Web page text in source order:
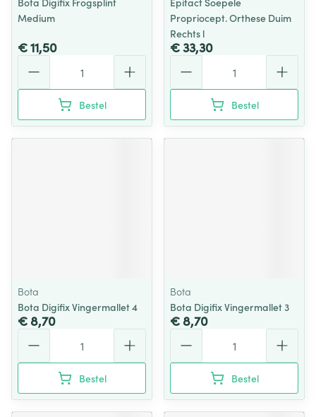
Medium
€ 11,50
Bestel
Propriocept. Orthese Duim
Rechts l
€ 33,30
Bestel
Bota
Bota Digifix Vingermallet 4
€ 8,70
Bestel
Bota
Bota Digifix Vingermallet 3
€ 8,70
Bestel